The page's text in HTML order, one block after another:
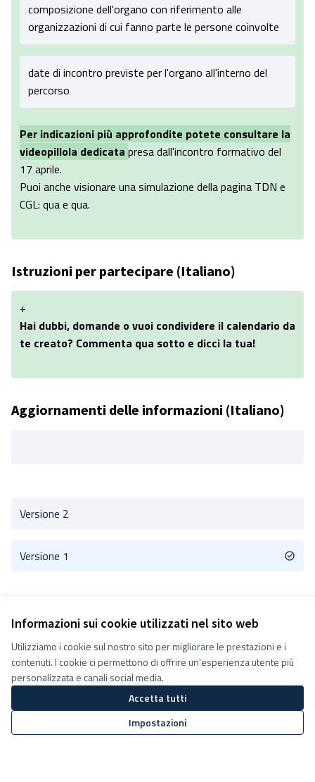
Informazioni sui cookie utilizzati nel sito web
Utilizziamo i cookie sul nostro sito per migliorare le prestazioni e i
contenuti. I cookie ci permettono di offrire un'esperienza utente più
personalizzata e canali social media.
Accetta tutti
Impostazioni
composizione dell'organo con riferimento alle
organizzazioni di cui fanno parte le persone coinvolte
date di incontro previste per l'organo all'interno del
percorso
Per indicazioni più approfondite potete consultare la
videopillola dedicata presa dall'incontro formativo del
17 aprile.
Puoi anche visionare una simulazione della pagina TDN e
CGL: quae qua.
Istruzioni per partecipare (Italiano)
+
Hai dubbi, domande o vuoi condividere il calendario da
te creato? Commenta qua sotto e dicci la tua!
Aggiornamenti delle informazioni (Italiano)
Versione 2
Versione 1
Termini e condizioni d''uso
Impostazioni Cookie
Decidiamo su Facebook
Decidiamo su YouTube
(Collegamento esterno)